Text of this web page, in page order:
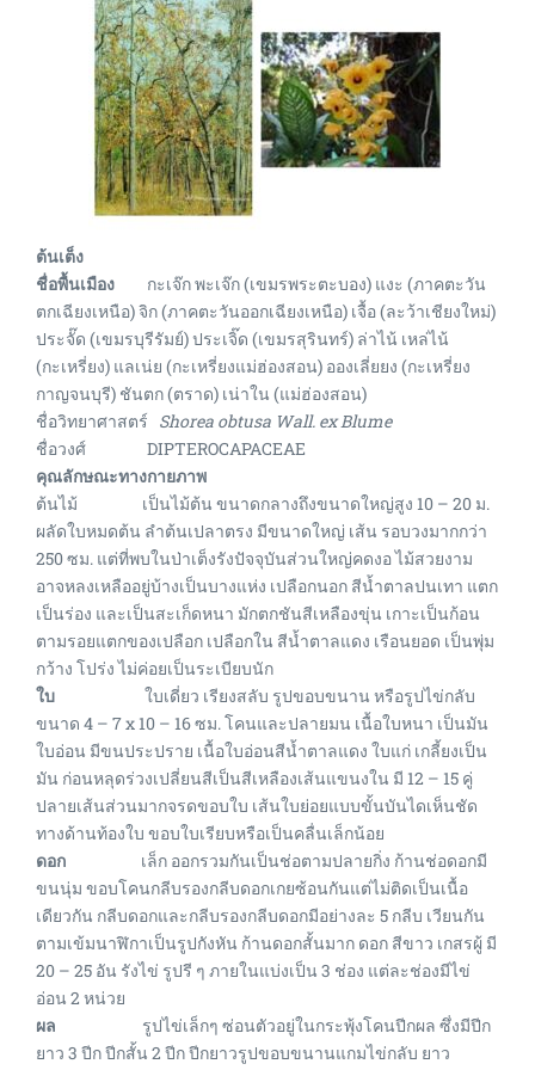
ต้นเต็ง
ชื่อพื้นเมือง กะเจ๊ก พะเจ๊ก (เขมรพระตะบอง) แงะ (ภาคตะวัน
ตกเฉียงเหนือ) จิก (ภาคตะวันออกเฉียงเหนือ) เจื้อ (ละว้าเชียงใหม่)
ประจั๊ด (เขมรบุรีรัมย์) ประเจิ๊ด (เขมรสุรินทร์) ล่าไน้ เหล่ไน้
(กะเหรี่ยง) แลเน่ย (กะเหรี่ยงแม่ฮ่องสอน) อองเลี่ยยง (กะเหรี่ยง
กาญจนบุรี) ชันตก (ตราด) เน่าใน (แม่ฮ่องสอน)
ชื่อวิทยาศาสตร์ Shorea obtusa Wall. ex Blume
ชื่อวงศ์ DIPTEROCAPACEAE
คุณลักษณะทางกายภาพ
ต้นไม้
เป็นไม้ต้น ขนาดกลางถึงขนาดใหญ่สูง 10 – 20 ม.
ผลัดใบหมดต้น ลำต้นเปลาตรง มีขนาดใหญ่ เส้น รอบวงมากกว่า
250 ซม. แต่ที่พบในป่าเต็งรังปัจจุบันส่วนใหญ่คดงอ ไม้สวยงาม
อาจหลงเหลืออยู่บ้างเป็นบางแห่ง เปลือกนอก สีน้ำตาลปนเทา แตก
เป็นร่อง และเป็นสะเก็ดหนา มักตกชันสีเหลืองขุ่น เกาะเป็นก้อน
ตามรอยแตกของเปลือก เปลือกใน สีน้ำตาลแดง เรือนยอด เป็นพุ่ม
กว้าง โปร่ง ไม่ค่อยเป็นระเบียบนัก
ใบ ใบเดี่ยว เรียงสลับ รูปขอบขนาน หรือรูปไข่กลับ
ขนาด 4 – 7 x 10 – 16 ซม. โคนและปลายมน เนื้อใบหนา เป็นมัน
ใบอ่อน มีขนประปราย เนื้อใบอ่อนสีน้ำตาลแดง ใบแก่ เกลี้ยงเป็น
มัน ก่อนหลุดร่วงเปลี่ยนสีเป็นสีเหลืองเส้นแขนงใน มี 12 – 15 คู่
ปลายเส้นส่วนมากจรดขอบใบ เส้นใบย่อยแบบขั้นบันไดเห็นชัด
ทางด้านท้องใบ ขอบใบเรียบหรือเป็นคลื่นเล็กน้อย
ดอก เล็ก ออกรวมกันเป็นช่อตามปลายกิ่ง ก้านช่อดอกมี
ขนนุ่ม ขอบโคนกลีบรองกลีบดอกเกยซ้อนกันแต่ไม่ติดเป็นเนื้อ
เดียวกัน กลีบดอกและกลีบรองกลีบดอกมีอย่างละ 5 กลีบ เวียนกัน
ตามเข้มนาฬิกาเป็นรูปกังหัน ก้านดอกสั้นมาก ดอก สีขาว เกสรผู้ มี
20 – 25 อัน รังไข่ รูปรี ๆ ภายในแบ่งเป็น 3 ช่อง แต่ละช่องมีไข่
อ่อน 2 หน่วย
ผล รูปไข่เล็กๆ ซ่อนตัวอยู่ในกระพุ้งโคนปีกผล ซึ่งมีปีก
ยาว 3 ปีก ปีกสั้น 2 ปีก ปีกยาวรูปขอบขนานแกมไข่กลับ ยาว